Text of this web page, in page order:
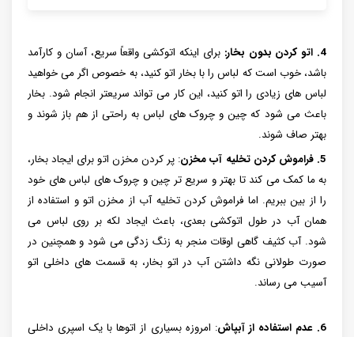
4. اتو کردن بدون بخار:
برای اینکه اتوکشی واقعاً سریع، آسان و کارآمد
باشد، خوب است که لباس را با بخار اتو کنید، به خصوص اگر می خواهید
لباس های زیادی را اتو کنید، این کار می تواند سریعتر انجام شود. بخار
باعث می شود که چین و چروک های لباس به راحتی از هم باز شوند و
بهتر صاف شوند.
5. فراموش کردن تخلیه آب مخزن
: پر کردن مخزن اتو برای ایجاد بخار،
به ما کمک می کند تا بهتر و سریع تر چین و چروک های لباس های خود
را از بین ببریم. اما فراموش کردن تخلیه آب از مخزن اتو و استفاده از
همان آب در طول اتوکشی بعدی، باعث ایجاد لکه بر روی لباس می
شود. آب کثیف گاهی اوقات منجر به زنگ زدگی می شود و همچنین در
صورت طولانی نگه داشتن آب در اتو بخار، به قسمت های داخلی اتو
آسیب می رساند.
6. عدم استفاده از آبپاش
: امروزه بسیاری از اتوها با یک اسپری داخلی